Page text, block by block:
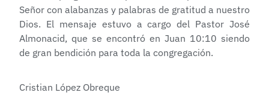
Señor con alabanzas y palabras de gratitud a nuestro
Dios. El mensaje estuvo a cargo del Pastor José
Almonacid, que se encontró en Juan 10:10 siendo
de gran bendición para toda la congregación.
Cristian López Obreque